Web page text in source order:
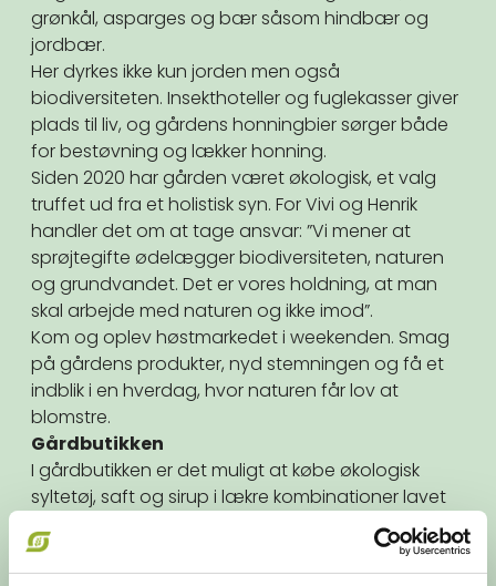
grønkål, asparges og bær såsom hindbær og
jordbær.
Her dyrkes ikke kun jorden men også
biodiversiteten. Insekthoteller og fuglekasser giver
plads til liv, og gårdens honningbier sørger både
for bestøvning og lækker honning.
Siden 2020 har gården været økologisk, et valg
truffet ud fra et holistisk syn. For Vivi og Henrik
handler det om at tage ansvar: ”Vi mener at
sprøjtegifte ødelægger biodiversiteten, naturen
og grundvandet. Det er vores holdning, at man
skal arbejde med naturen og ikke imod”.
Kom og oplev høstmarkedet i weekenden. Smag
på gårdens produkter, nyd stemningen og få et
indblik i en hverdag, hvor naturen får lov at
blomstre.
Gårdbutikken
I gårdbutikken er det muligt at købe økologisk
syltetøj, saft og sirup i lækre kombinationer lavet
af Vivis Pryds egne økologiske bær. Du kan også
købe smagfuld honning, som er koldtappet, fra
deres egne bier. Derudover vil det også være